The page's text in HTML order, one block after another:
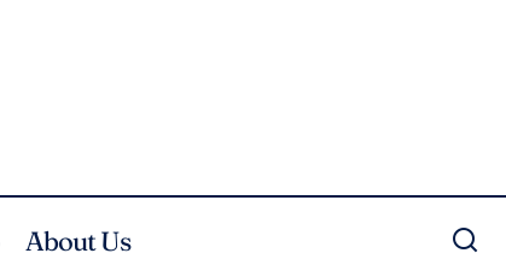
About Us